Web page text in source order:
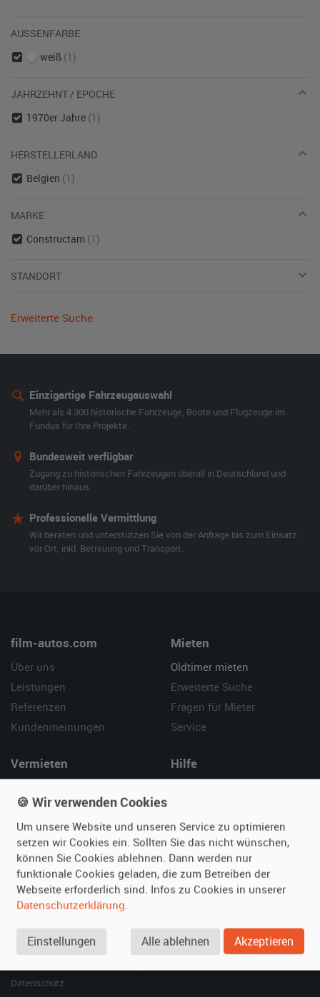
AUSSENFARBE
weiß (1)
JAHRZEHNT / EPOCHE
1970er Jahre (1)
HERSTELLERLAND
Belgien (1)
MARKE
Constructam (1)
STANDORT
Erweiterte Suche
Einzigartige Fahrzeugauswahl
Mehr als 4.300 historische Fahrzeuge, Boote und Flugzeuge im
Fundus für Ihre Projekte.
Bundesweit verfügbar
Zugang zu historischen Fahrzeugen überall in Deutschland und
darüber hinaus.
Professionelle Vermittlung
Wir beraten und unterstützen Sie von der Anfrage bis zum Einsatz
vor Ort, inkl. Betreuung und Transport.
film-autos.com
Über uns
Leistungen
Referenzen
Kundenmeinungen
Mieten
Oldtimer mieten
Erweiterte Suche
Fragen für Mieter
Service
Vermieten
Fotos senden
Fragen für Vermieter
Inserat verwalten
Hilfe
Kontakt
SPECIAL
Berühmte Filmautos –
Datenschutz
🍪 Wir verwenden Cookies
Um unsere Website und unseren Service zu optimieren
setzen wir Cookies ein. Sollten Sie das nicht wünschen,
können Sie Cookies ablehnen. Dann werden nur
funktionale Cookies geladen, die zum Betreiben der
Webseite erforderlich sind. Infos zu Cookies in unserer
Datenschutzerklärung.
Einstellungen Alle ablehnen Akzeptieren